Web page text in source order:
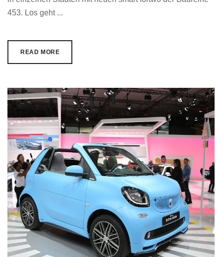
453. Los geht ...
READ MORE